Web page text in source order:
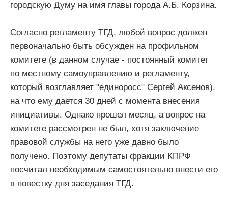
городскую Думу на имя главы города А.Б. Корзина.
Согласно регламенту ТГД, любой вопрос должен
первоначально быть обсужден на профильном
комитете (в данном случае - постоянный комитет
по местному самоуправлению и регламенту,
который возглавляет "единоросс" Сергей Аксенов),
на что ему дается 30 дней с момента внесения
инициативы. Однако прошел месяц, а вопрос на
комитете рассмотрен не был, хотя заключение
правовой службы на него уже давно было
получено. Поэтому депутаты фракции КПРФ
посчитал необходимым самостоятельно внести его
в повестку дня заседания ТГД.